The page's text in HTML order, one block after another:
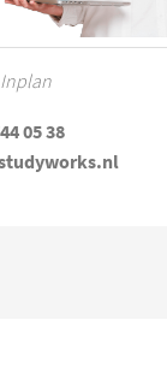
05 38